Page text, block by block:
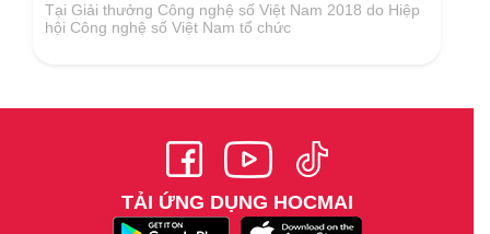
Tại Giải thưởng Công nghệ số Việt Nam 2018 do Hiệp
hội Công nghệ số Việt Nam tổ chức
TẢI ỨNG DỤNG HOCMAI